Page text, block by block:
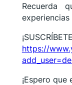
Recuerda
https://
¡Espero